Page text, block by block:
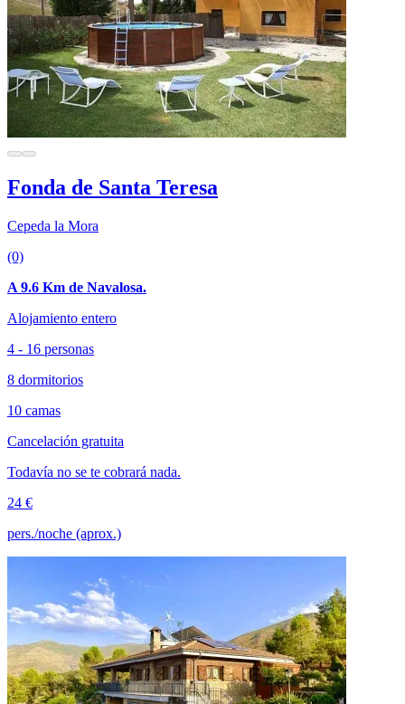
Fonda de Santa Teresa
Cepeda la Mora
(0)
A 9.6 Km de Navalosa.
Alojamiento entero
4 - 16 personas
8 dormitorios
10 camas
Cancelación gratuita
Todavía no se te cobrará nada.
24 €
pers./noche (aprox.)